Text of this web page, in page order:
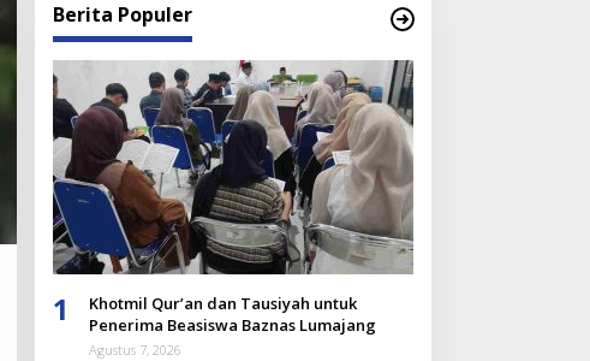
Berita Populer
1
Khotmil Qur’an dan Tausiyah untuk
Penerima Beasiswa Baznas Lumajang
Agustus 7, 2026